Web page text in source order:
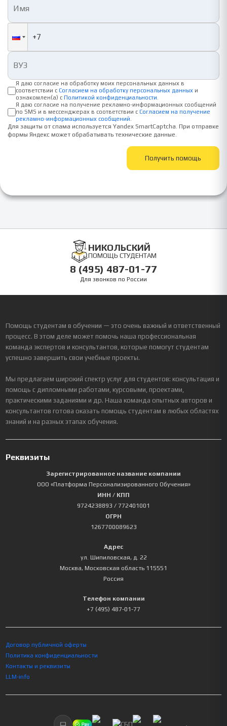
Я даю согласие на обработку моих персональных данных в
соответствии с Согласием на обработку персональных данных и
ознакомлен(а) с Политикой конфиденциальности
Я даю согласие на получение рекламно-информационных сообщений
по SMS и в мессенджерах в соответствии с Согласием на получение
рекламно-информационных сообщений
Для защиты от спама используется Yandex SmartCaptcha. При отправке
формы Яндекс может обрабатывать технические данные.
Получить помощь
НИКОЛЬСКИЙ
ПОМОЩЬ СТУДЕНТАМ
8 (495) 487-01-77
Для звонков по России
Помощь студентам в обучении — это очень важный и ответственный
процесс. В этом деле может помочь наша профессиональная
команда экспертов и консультантов, которые помогут студентам
успешно завершить свои учебные проекты.
Мы предлагаем широкий спектр услуг для студентов: консультация и
помощь с дипломными работами, курсовыми, проектами,
практическими заданиями и др. Наша команда опытных авторов и
консультантов готова оказать помощь студентам в любых областях
знаний и на разных этапах обучения.
Реквизиты
Зарегистрированное название компании
ООО «Платформа Персонализированного Обучения»
ИНН / КПП
9724238893 / 772401001
ОГРН
1267700089623
Адрес
ул. Шипиловская, д. 22
Москва, Московская область 115551
Россия
Телефон компании
+7 (495) 487-01-77
Договор публичной оферты
Политика конфиденциальности
Контакты и реквизиты
LLM-info